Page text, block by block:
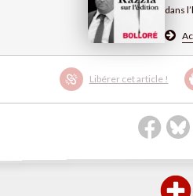
dans
Libérer cet article !